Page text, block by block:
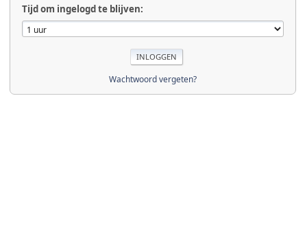
Tijd om ingelogd te blijven:
Wachtwoord vergeten?